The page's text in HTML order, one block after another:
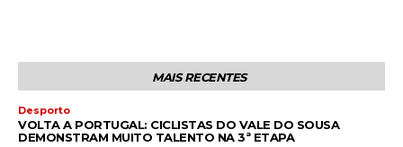
MAIS RECENTES
Desporto
VOLTA A PORTUGAL: CICLISTAS DO VALE DO SOUSA
DEMONSTRAM MUITO TALENTO NA 3ª ETAPA